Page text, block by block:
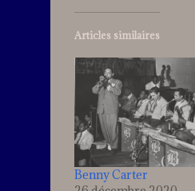
Articles similaires
Benny Carter